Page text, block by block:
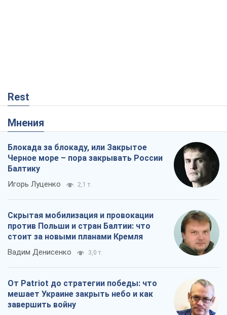
Rest
Мнения
Блокада за блокаду, или Закрытое
Черное море – пора закрывать России
Балтику
Игорь Луценко 2,1 т.
Скрытая мобилизация и провокации
против Польши и стран Балтии: что
стоит за новыми планами Кремля
Вадим Денисенко 3,0 т.
От Patriot до стратегии победы: что
мешает Украине закрыть небо и как
завершить войну